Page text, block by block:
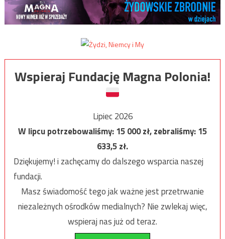
Wspieraj Fundację Magna Polonia!
Lipiec 2026
W lipcu potrzebowaliśmy:15 000zł, zebraliśmy:15
633,5zł.
Dziękujemy! i zachęcamy do dalszego wsparcia naszej
fundacji.
Masz świadomość tego jak ważne jest przetrwanie
niezależnych ośrodków medialnych? Nie zwlekaj więc,
wspieraj nas już od teraz.